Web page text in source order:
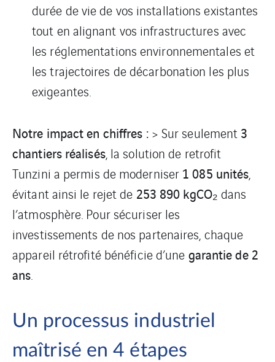
durée de vie de vos installations existantes
tout en alignant vos infrastructures avec
les réglementations environnementales et
les trajectoires de décarbonation les plus
exigeantes.
Notre impact en chiffres :> Sur seulement 3
chantiers réalisés, la solution de retrofit
Tunzini a permis de moderniser 1 085 unités
évitant ainsi le rejet de 253 890 kgCO₂ dans
l’atmosphère. Pour sécuriser les
investissements de nos partenaires, chaque
appareil rétrofité bénéficie d’une garantie de 2
ans
Un processus industriel
maîtrisé en 4 étapes